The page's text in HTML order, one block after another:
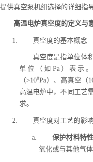
提供真空泵机组选择的详细指
高温电炉真空度的定义与
真空度的基本概念
真空度是指单位体
单位（如Pa）表示
（>10⁰Pa）、高真空（
高温电炉中，不同工艺
求。
真空度对工艺的影响
保护材料特性
氧化或与其他气